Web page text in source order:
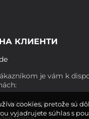
КЛИЕНТИ
je vám k
- 19:00
cookies, pretože sú
vyjadrujete súhlas s